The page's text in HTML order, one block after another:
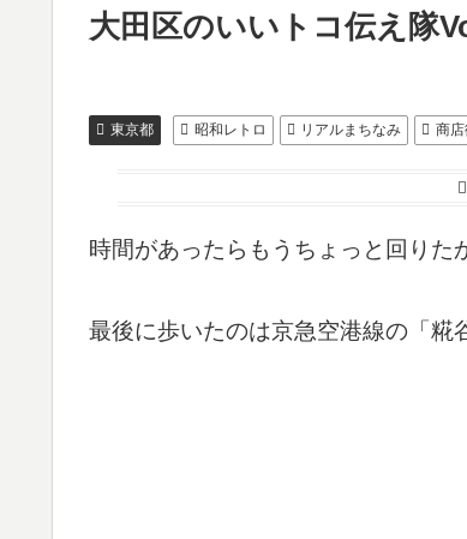
大田区のいいトコ伝え隊
東京都 昭和レトロ リアルまちなみ 商
時間があったらもうちょっと回りた
最後に歩いたのは京急空港線の「糀